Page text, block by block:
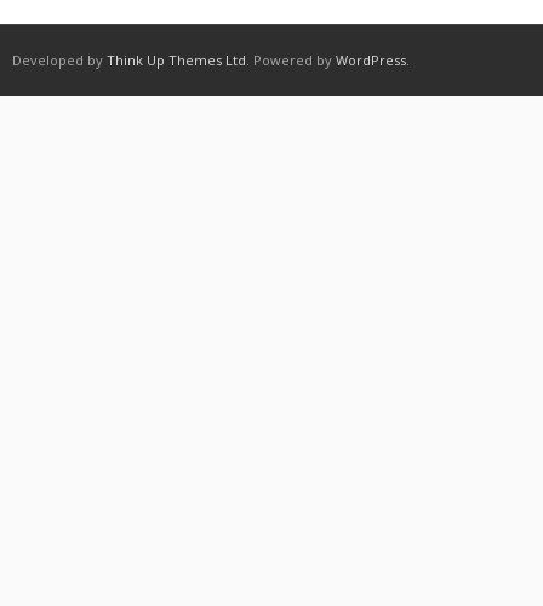
Developed by Think Up Themes Ltd. Powered by WordPress.